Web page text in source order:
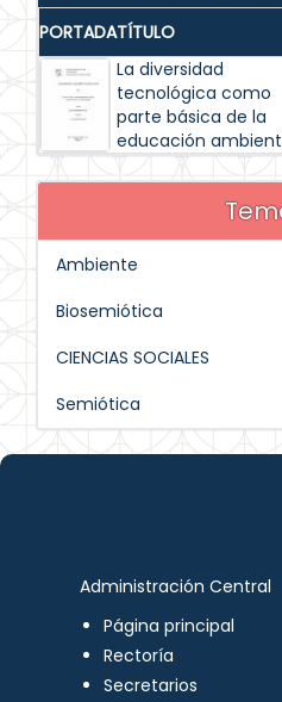
PORTADATÍTULO
La diversidad
tecnológica como
parte básica de la
educación
Ambiente
Biosemiótica
CIENCIAS SOCIALES
Semiótica
Administración Central
Página principal
Rectoría
Secretarios